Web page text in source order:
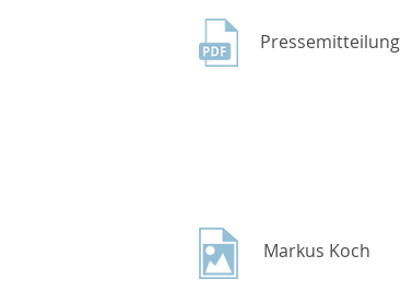
Pressemitteilung
Markus Koch